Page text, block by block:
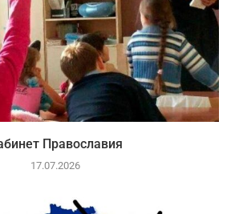
Православия
17.07.2026